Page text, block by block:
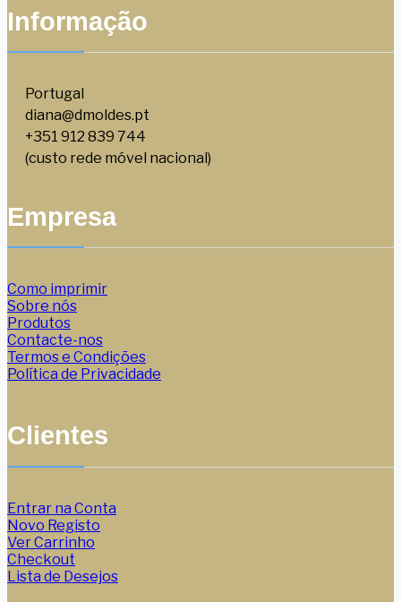
Informação
Portugal
diana@dmoldes.pt
+351 912 839 744
(custo rede móvel nacional)
Empresa
Como imprimir
Sobre nós
Produtos
Contacte-nos
Termos e Condições
Política de Privacidade
Clientes
Entrar na Conta
Novo Registo
Ver Carrinho
Checkout
Lista de Desejos